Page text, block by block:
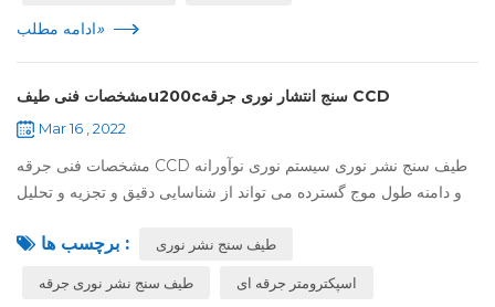
ادامه مطلب»
مشخصات فنی طیفu200cسنج انتشار نوری جرقه CCD
Mar 16 , 2022
مشخصات فنی جرقه CCD طیف سنج نشر نوری سیستم نوری نوآورانه
و دامنه طول موج گسترده می تواند از شناسایی دقیق و تجزیه و تحلیل
بازخوانی دیجیتال، طراح...
برچسب ها : طیف سنج نشر نوری
طیف سنج نشر نوری جرقه اسپکترومتر جرقه ای